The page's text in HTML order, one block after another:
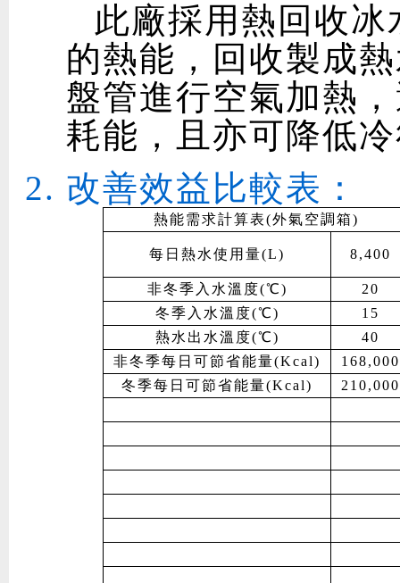
此廠採用熱回收
的熱能，回收製成
盤管進行空氣加熱
耗能，且亦可降低
改善效益比較表：
熱能需求計算表(外氣空調箱)
每日熱水使用量(L) 8,400
非冬季入水溫度(℃)
20
冬季入水溫度(℃)
15
熱水出水溫度(℃)
40
非冬季每日可節省能量(Kcal)
168,000
冬季每日可節省能量(Kcal)
210,000